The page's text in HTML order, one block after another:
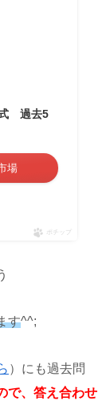
過去5
場
ポチップ
す^^;
）にも過去問
で、答え合わせ